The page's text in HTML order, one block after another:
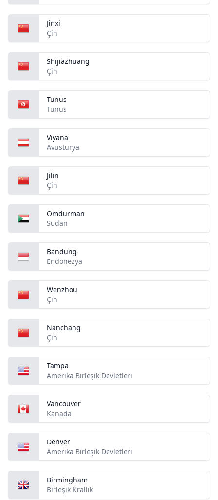
Jinxi
Çin
Shijiazhuang
Çin
Tunus
Tunus
Viyana
Avusturya
Jilin
Çin
Omdurman
Sudan
Bandung
Endonezya
Wenzhou
Çin
Nanchang
Çin
Tampa
Amerika Birleşik Devletleri
Vancouver
Kanada
Denver
Amerika Birleşik Devletleri
Birmingham
Birleşik Krallık